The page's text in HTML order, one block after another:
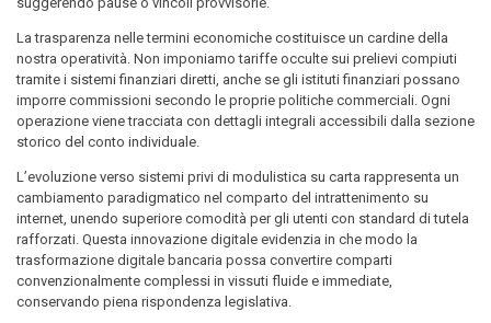
La trasparenza nelle termini economiche costituisce un cardine della
nostra operatività. Non imponiamo tariffe occulte sui prelievi compiuti
tramite i sistemi finanziari diretti, anche se gli istituti finanziari possano
imporre commissioni secondo le proprie politiche commerciali. Ogni
operazione viene tracciata con dettagli integrali accessibili dalla sezione
storico del conto individuale.
L’evoluzione verso sistemi privi di modulistica su carta rappresenta un
cambiamento paradigmatico nel comparto del intrattenimento su
internet, unendo superiore comodità per gli utenti con standard di tutela
rafforzati. Questa innovazione digitale evidenzia in che modo la
trasformazione digitale bancaria possa convertire comparti
convenzionalmente complessi in vissuti fluide e immediate,
conservando piena rispondenza legislativa.